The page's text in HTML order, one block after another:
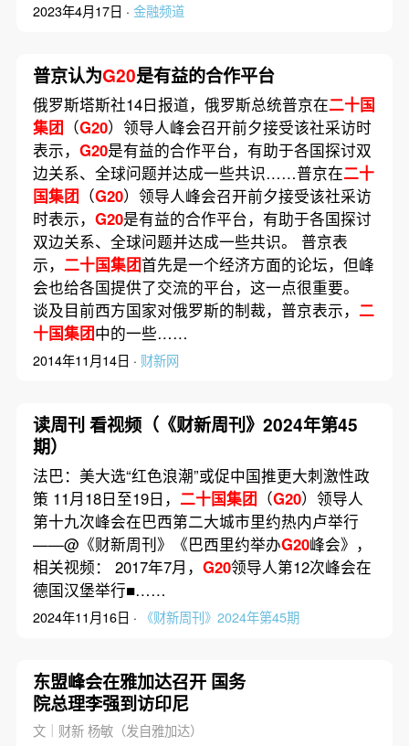
2023年4月17日 · 金融频道
普京认为G20是有益的合作平台
俄罗斯塔斯社14日报道，俄罗斯总统普京在二十国
集团 （G20）领导人峰会召开前夕接受该社采访时
表示， G20是有益的合作平台，有助于各国探讨双
边关系、全球问题并达成一些共识……普京在二十
国集团 （G20）领导人峰会召开前夕接受该社采访
时表示， G20是有益的合作平台，有助于各国探讨
双边关系、全球问题并达成一些共识。 普京表
示， 二十国集团首先是一个经济方面的论坛，但峰
会也给各国提供了交流的平台，这一点很重要。
谈及目前西方国家对俄罗斯的制裁，普京表示， 二
十国集团中的一些……
2014年11月14日 · 财新网
读周刊 看视频（《财新周刊》2024年第45
期）
法巴：美大选“红色浪潮”或促中国推更大刺激性政
策 11月18日至19日， 二十国集团 （G20）领导人
第十九次峰会在巴西第二大城市里约热内卢举行
——@《财新周刊》《巴西里约举办G20峰会》，
相关视频： 2017年7月， G20领导人第12次峰会在
德国汉堡举行■……
2024年11月16日 · 《财新周刊》2024年第45期
东盟峰会在雅加达召开 国务
院总理李强到访印尼
文｜财新 杨敏（发自雅加达）